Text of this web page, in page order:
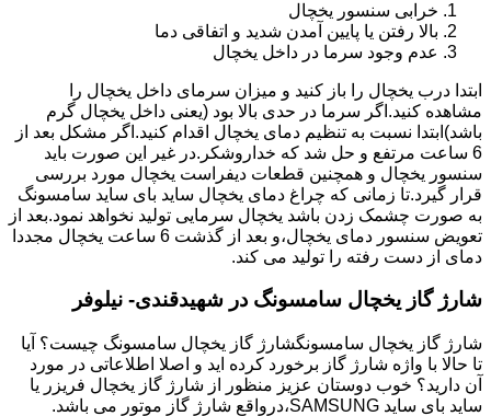
خرابی سنسور یخچال
بالا رفتن یا پایین آمدن شدید و اتفاقی دما
عدم وجود سرما در داخل یخچال
ابتدا درب یخچال را باز کنید و میزان سرمای داخل یخچال را
مشاهده کنید.اگر سرما در حدی بالا بود (یعنی داخل یخچال گرم
باشد)ابتدا نسبت به تنظیم دمای یخچال اقدام کنید.اگر مشکل بعد از
6 ساعت مرتفع و حل شد که خداروشکر.در غیر این صورت باید
سنسور یخچال و همچنین قطعات دیفراست یخچال مورد بررسی
قرار گیرد.تا زمانی که چراغ دمای یخچال ساید بای ساید سامسونگ
به صورت چشمک زدن باشد یخچال سرمایی تولید نخواهد نمود.بعد از
تعویض سنسور دمای یخچال،و بعد از گذشت 6 ساعت یخچال مجددا
دمای از دست رفته را تولید می کند.
شارژ گاز یخچال سامسونگ در شهیدقندی- نیلوفر
شارژ گاز یخچال سامسونگشارژ گاز یخچال سامسونگ چیست؟ آیا
تا حالا با واژه شارژ گاز برخورد کرده اید و اصلا اطلاعاتی در مورد
آن دارید؟ خوب دوستان عزیز منظور از شارژ گاز یخچال فریزر یا
ساید بای ساید SAMSUNG،درواقع شارژ گاز موتور می باشد.